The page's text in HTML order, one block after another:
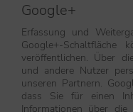
Google+
Erfassung und
Google+-Schaltfläche
veröffentlichen. Über
und andere Nutzer
unseren Partnern.
dass Sie für einen
Informationen über